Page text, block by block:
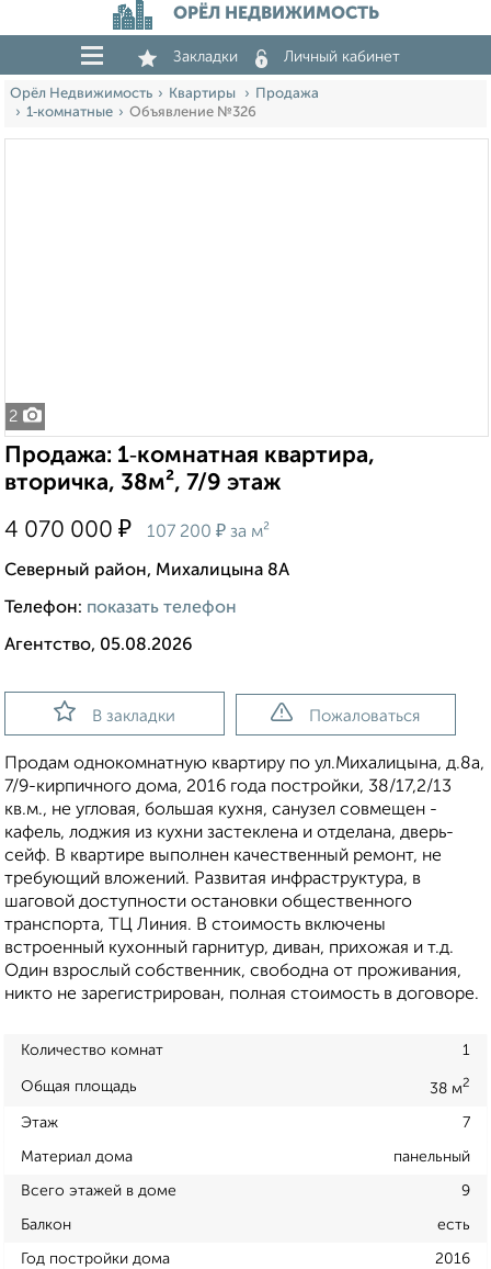
ОРЁЛ НЕДВИЖИМОСТЬ
Закладки Личный кабинет
Орёл Недвижимость Квартиры
Продажа
1‑комнатные
Объявление №326
2
Продажа: 1‑комнатная квартира,
вторичка, 38м², 7/9 этаж
4 070 000 ₽ 107 200 ₽ за м²
Северный район, Михалицына 8А
Телефон: показать телефон
Агентство, 05.08.2026
В закладки Пожаловаться
Продам однокомнатную квартиру по ул.Михалицына, д.8а,
7/9-кирпичного дома, 2016 года постройки, 38/17,2/13
кв.м., не угловая, большая кухня, санузел совмещен -
кафель, лоджия из кухни застеклена и отделана, дверь-
сейф. В квартире выполнен качественный ремонт, не
требующий вложений. Развитая инфраструктура, в
шаговой доступности остановки общественного
транспорта, ТЦ Линия. В стоимость включены
встроенный кухонный гарнитур, диван, прихожая и т.д.
Один взрослый собственник, свободна от проживания,
никто не зарегистрирован, полная стоимость в договоре.
Количество комнат 1
Общая площадь 38 м2
Этаж 7
Материал дома панельный
Всего этажей в доме 9
Балкон есть
Год постройки дома 2016